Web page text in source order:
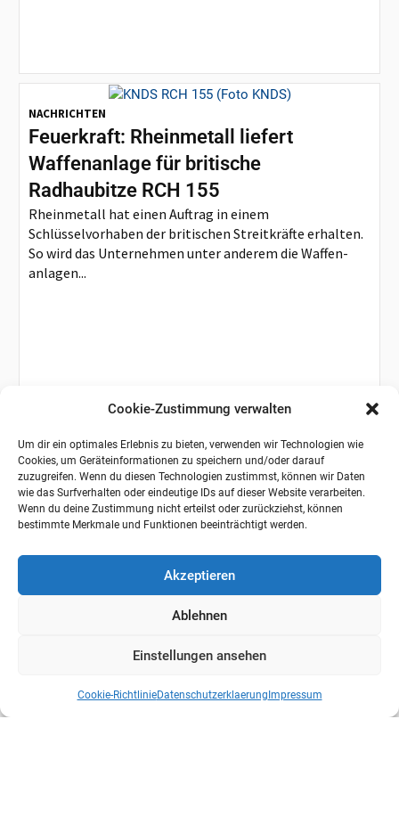
Cookie-Zustimmung verwalten
Um dir ein optimales Erlebnis zu bieten, verwenden wir Technologien wie
Cookies, um Geräteinformationen zu speichern und/oder darauf
zuzugreifen. Wenn du diesen Technologien zustimmst, können wir Daten
wie das Surfverhalten oder eindeutige IDs auf dieser Website verarbeiten.
Wenn du deine Zustimmung nicht erteilst oder zurückziehst, können
bestimmte Merkmale und Funktionen beeinträchtigt werden.
Akzeptieren
Ablehnen
Einstellungen ansehen
Cookie-RichtlinieDatenschutzerklaerung Impressum
NACHRICHTEN
Feuerkraft: Rheinmetall liefert
Waffenanlage für britische
Radhaubitze RCH 155
Rheinmetall hat einen Auftrag in einem
Schlüsselvorhaben der britischen Streitkräfte erhalten.
So wird das Unternehmen unter anderem die Waffen-
anlagen...